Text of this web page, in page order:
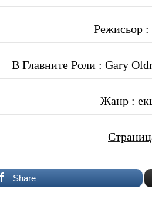
Режисьор :
В Главните Роли : Gary
Жанр :
Share